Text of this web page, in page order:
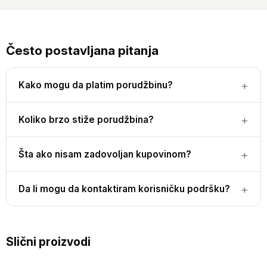
Često postavljana pitanja
Kako mogu da platim porudžbinu?
Koliko brzo stiže porudžbina?
Šta ako nisam zadovoljan kupovinom?
Da li mogu da kontaktiram korisničku podršku?
Slični proizvodi